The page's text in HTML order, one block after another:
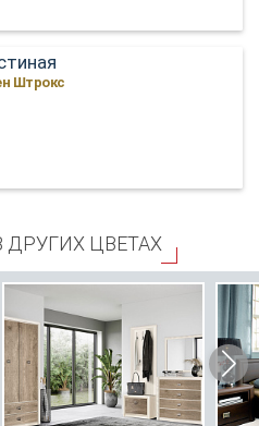
Штрокс
ЦВЕТАХ